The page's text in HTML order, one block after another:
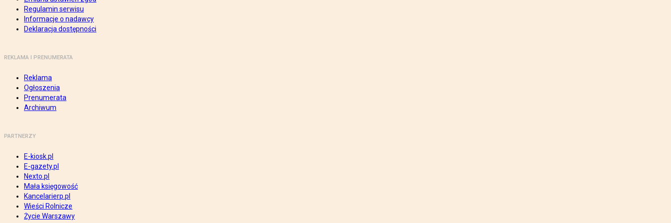
Regulamin serwisu
Informacje o nadawcy
Deklaracja dostępności
REKLAMA I PRENUMERATA
Reklama
Ogłoszenia
Prenumerata
Archiwum
PARTNERZY
E-kiosk.pl
E-gazety.pl
Nexto.pl
Mała księgowość
Kancelarierp.pl
Wieści Rolnicze
Życie Warszawy